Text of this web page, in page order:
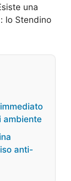
una
lo Stendino
ambiente
anti-